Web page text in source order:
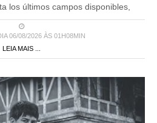
los últimos campos disponibles,
06/08/2026 ÀS 01H08MIN
LEIA MAIS ...